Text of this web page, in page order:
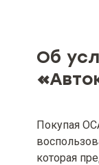
Об
«
Покупая
которая